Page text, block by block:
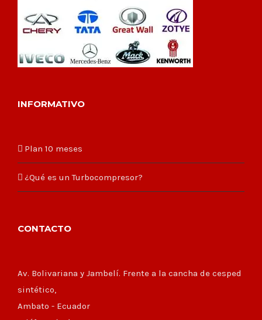
INFORMATIVO
Plan 10 meses
¿Qué es un Turbocompresor?
CONTACTO
Av. Bolivariana y Jambelí. Frente a la cancha de cesped
sintético,
Ambato - Ecuador